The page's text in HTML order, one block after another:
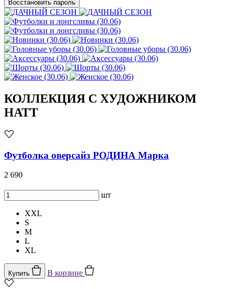
Восстановить пароль
КОЛЛЕКЦИЯ С ХУДОЖНИКОМ
HATT
Футболка оверсайз РОДИНА Марка
2 690
шт
XXL
S
M
L
XL
Купить В корзине